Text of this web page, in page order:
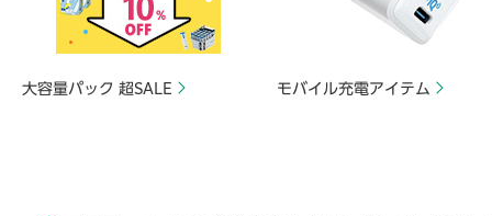
大容量パック 超SALE モバイル充電アイテム